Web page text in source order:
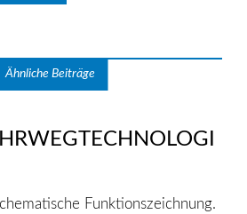
Ähnliche Beiträge
Funktionszeichnung.